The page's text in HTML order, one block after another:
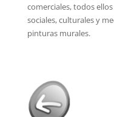
comerciales, todos
sociales, culturales y
pinturas murales.